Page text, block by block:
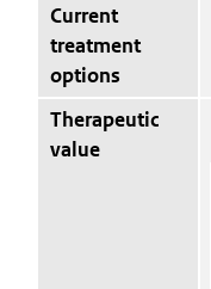
Current
treatment
options
Therapeutic
value